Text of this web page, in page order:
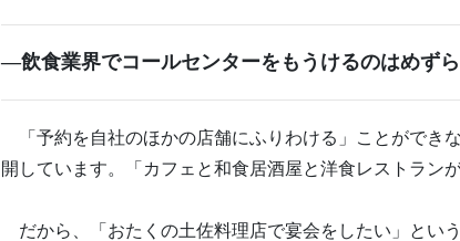
―飲食業界でコールセンターをもうけるのはめず
「予約を自社のほかの店舗にふりわける」ことができ
開しています。「カフェと和食居酒屋と洋食レストラン
だから、「おたくの土佐料理店で宴会をしたい」とい